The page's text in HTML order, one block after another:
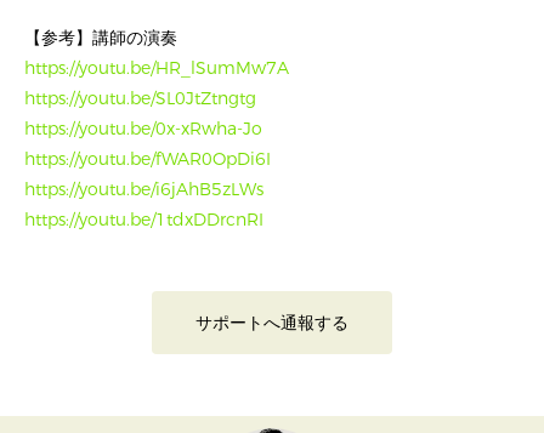
【参考】講師の演奏
https://youtu.be/HR_lSumMw7A
https://youtu.be/SL0JtZtngtg
https://youtu.be/0x-xRwha-Jo
https://youtu.be/fWAR0OpDi6I
https://youtu.be/i6jAhB5zLWs
https://youtu.be/1tdxDDrcnRI
サポートへ通報する